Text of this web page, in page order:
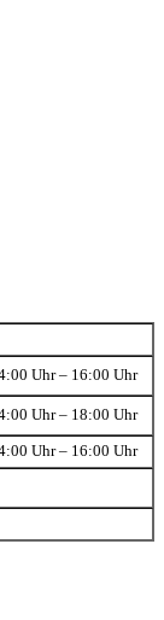
Uhr – 16:00 Uhr
Uhr – 18:00 Uhr
Uhr – 16:00 Uhr